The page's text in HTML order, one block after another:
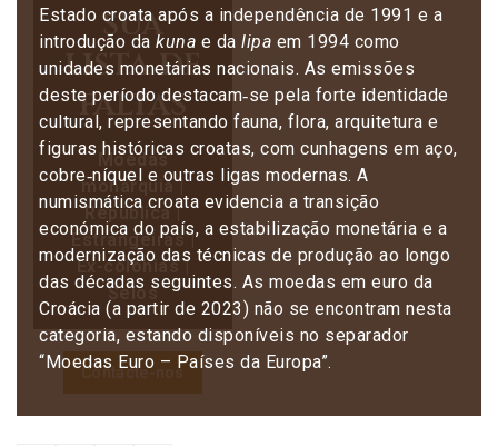
sua
lista de
faltas
Moedas
monarquia |
República |
Estrangeiras |
Ex-colónias |
Selos
Contacte-nos
Estado croata após a independência de 1991 e a
introdução da kuna e da lipa em 1994 como
unidades monetárias nacionais. As emissões
deste período destacam‑se pela forte identidade
cultural, representando fauna, flora, arquitetura e
figuras históricas croatas, com cunhagens em aço,
cobre‑níquel e outras ligas modernas. A
numismática croata evidencia a transição
económica do país, a estabilização monetária e a
modernização das técnicas de produção ao longo
das décadas seguintes. As moedas em euro da
Croácia (a partir de 2023) não se encontram nesta
categoria, estando disponíveis no separador
“Moedas Euro – Países da Europa”.